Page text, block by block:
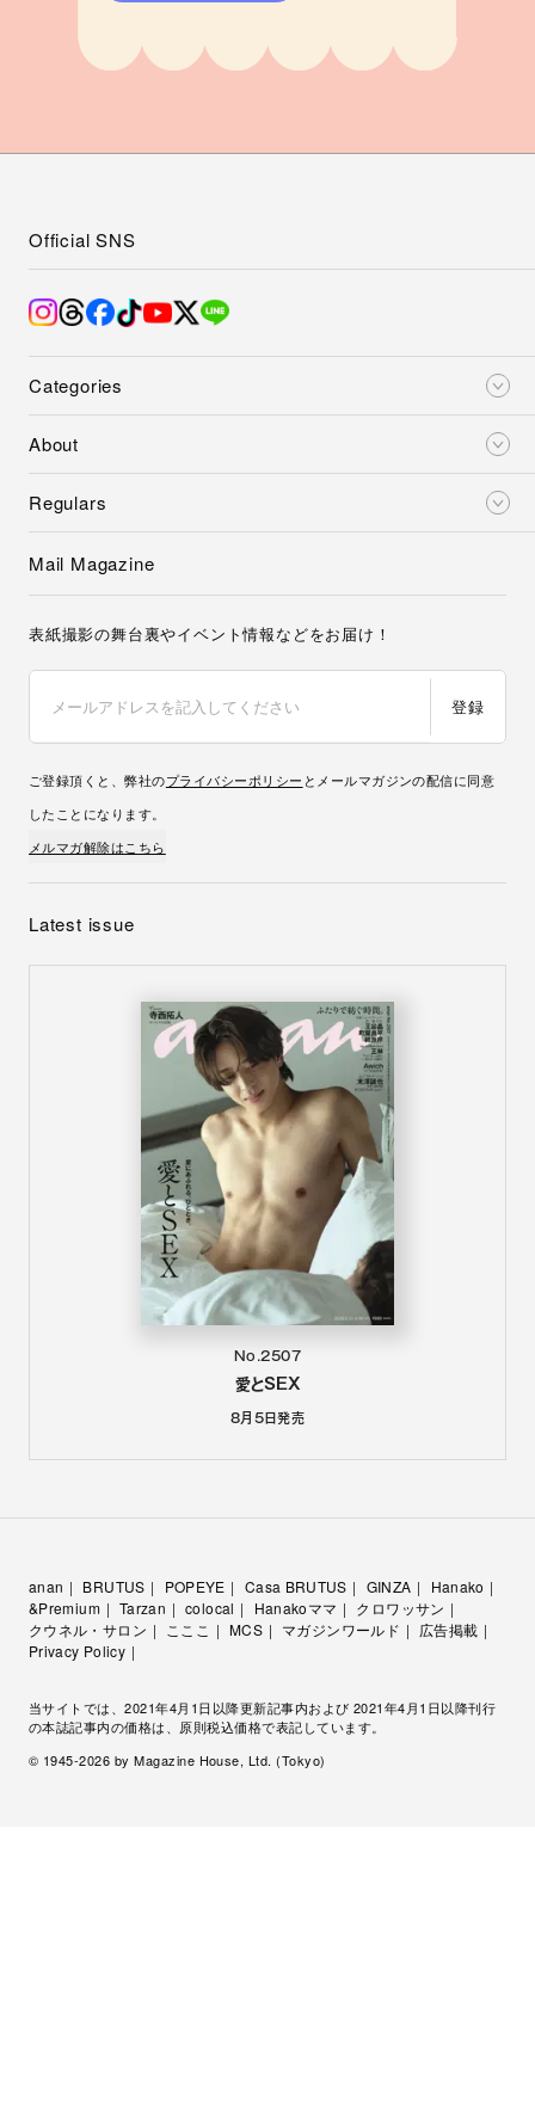
Categories
About
Regulars
Official SNS
Mail Magazine
表紙撮影の舞台裏やイベント情報などをお届け！
登録
ご登録頂くと、弊社のプライバシーポリシー とメールマガジンの配信に同意
したことになります。
メルマガ解除はこちら
Latest issue
No.2507
愛とSEX
8月5日発売
anan BRUTUS POPEYE Casa BRUTUS GINZA
Hanako
&Premium
Tarzan colocal Hanakoママ
クロワッサン
クウネル・サロン
こここ MCS マガジンワールド
広告掲載
Privacy Policy
当サイトでは、2021年4月1日以降更新記事内および 2021年4月1日以降刊行
の本誌記事内の価格は、原則税込価格で表記しています。
© 1945-2026 by Magazine House, Ltd. (Tokyo)